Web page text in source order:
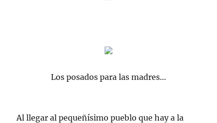
Los posados para las madres…
Al llegar alpequeñísimo pueblo que hay a la